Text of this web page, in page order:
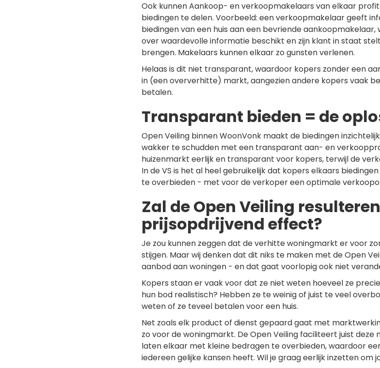
Ook kunnen Aankoop- en verkoopmakelaars van elkaar
biedingen te delen. Voorbeeld: een verkoopmakelaar geeft
biedingen van een huis aan een bevriende
over waardevolle informatie beschikt en zijn klant in staat
brengen. Makelaars kunnen elkaar zo gunsten verlenen.
Helaas is dit niet transparant, waardoor kopers zonder een
in (een oververhitte) markt, aangezien andere kopers vaak
betalen.
Transparant bieden = de
Open Veiling binnen WoonVonk maakt de biedingen
wakker te schudden met een transparant aan- en
huizenmarkt eerlijk en transparant voor kopers, terwijl de
In de VS is het al heel gebruikelijk dat kopers elkaars
te overbieden - met voor de verkoper een optimale
Zal de Open Veiling
prijsopdrijvend effect?
Je zou kunnen zeggen dat de verhitte woningmarkt er voor
stijgen. Maar wij denken dat dit niks te maken met de Open
aanbod aan woningen - en dat gaat voorlopig ook niet
Kopers staan er vaak voor dat ze niet weten hoeveel ze
hun bod realistisch? Hebben ze te weinig of juist te veel
weten of ze teveel betalen voor een huis.
Net zoals elk product of dienst gepaard gaat met
zo voor de woningmarkt. De Open Veiling faciliteert juist
laten elkaar met kleine bedragen te overbieden, waardoor
iedereen gelijke kansen heeft. Wil je graag eerlijk inzetten om